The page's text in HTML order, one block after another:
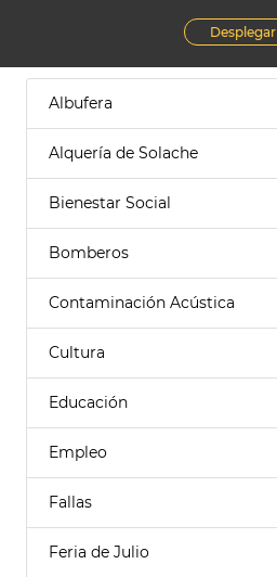
Desplegar
Albufera
Alquería de Solache
Bienestar Social
Bomberos
Contaminación Acústica
Cultura
Educación
Empleo
Fallas
Feria de Julio